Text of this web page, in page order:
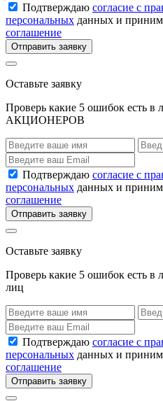
Подтверждаю согласие с
персональных данных и
соглашение
Отправить заявку
Оставьте заявку
Проверь какие 5 ошибок есть в
АКЦИОНЕРОВ
Подтверждаю согласие с
персональных данных и
соглашение
Отправить заявку
Оставьте заявку
Проверь какие 5 ошибок есть
лиц
Подтверждаю согласие с
персональных данных и
соглашение
Отправить заявку